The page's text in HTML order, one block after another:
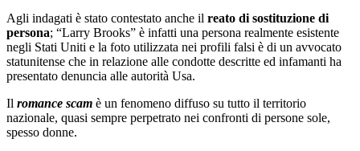
Agli indagati è stato contestato anche il reato di sostituzione di
persona; “Larry Brooks” è infatti una persona realmente esistente
negli Stati Uniti e la foto utilizzata nei profili falsi è di un avvocato
statunitense che in relazione alle condotte descritte ed infamanti ha
presentato denuncia alle autorità Usa.
Il romance scam è un fenomeno diffuso su tutto il territorio
nazionale, quasi sempre perpetrato nei confronti di persone sole,
spesso donne.